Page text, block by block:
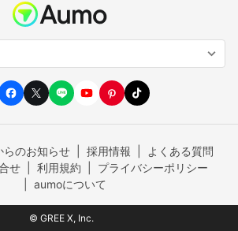
らのお知らせ 採用情報
よくある質問
せ
利用規約
プライバシーポリシー
aumoについて
© GREE X, Inc.